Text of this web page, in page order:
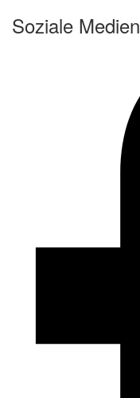
Soziale Medien